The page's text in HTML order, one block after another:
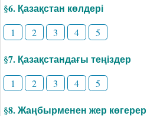
§6. Қазақстан көлдері
1 2 3 4 5
§7. Қазақстандағы теңіздер
1 2 3 4 5
§8. Жаңбырменен жер көгерер